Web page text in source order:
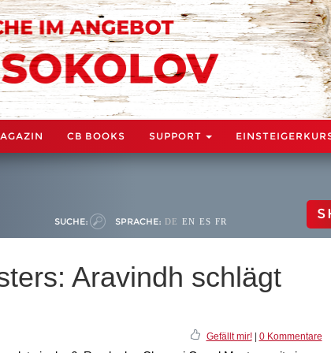
CB BOOKS SUPPORT
SUCHE: SPRACHE: DE EN ES FR
Aravindh schlägt
Gefällt mir!| 0 Kommentare